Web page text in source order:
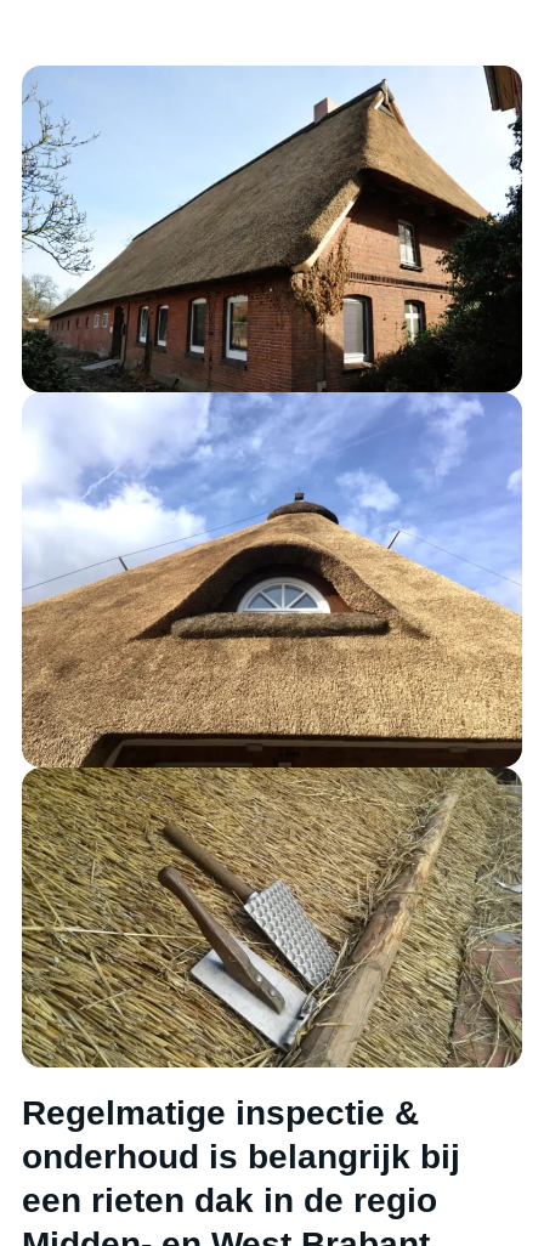
Regelmatige inspectie &
onderhoud is belangrijk bij
een rieten dak in de regio